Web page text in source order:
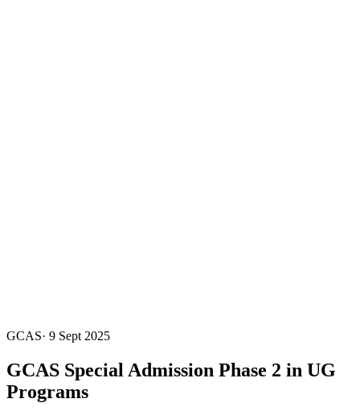
GCAS· 9 Sept 2025
GCAS Special Admission Phase 2 in UG
Programs